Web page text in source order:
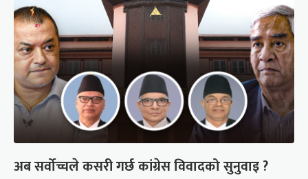
अब सर्वोच्चले कसरी गर्छ कांग्रेस विवादको सुनुवाइ ?